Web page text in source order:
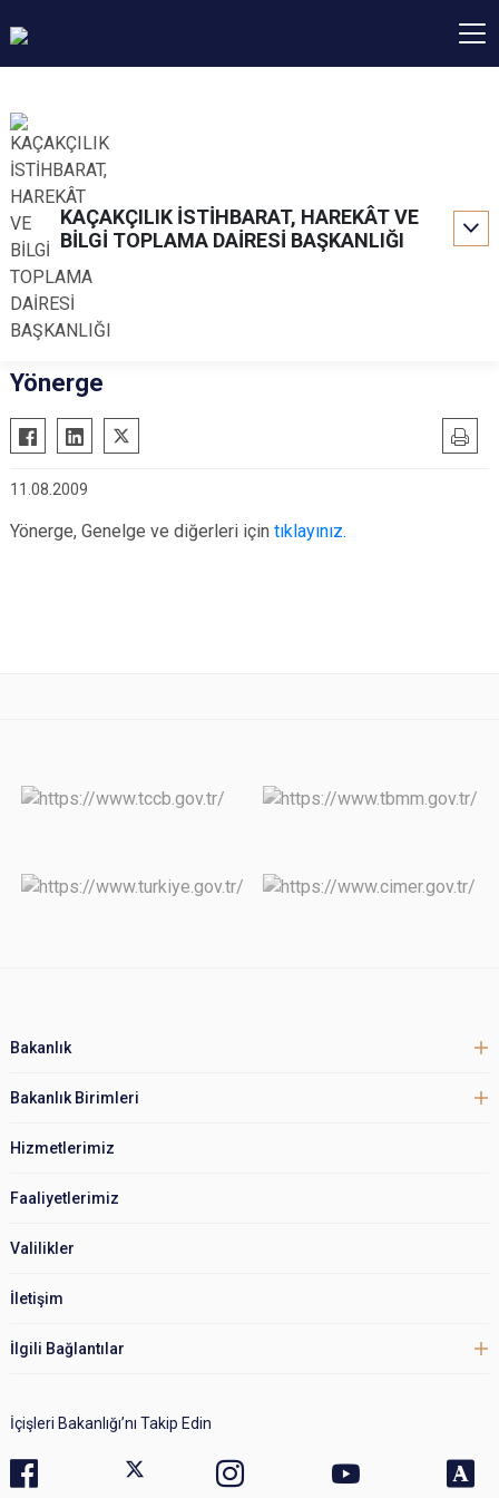
KAÇAKÇILIK İSTİHBARAT, HAREKÂT VE
BİLGİ TOPLAMA DAİRESİ BAŞKANLIĞI
Yönerge
11.08.2009
Yönerge, Genelge ve diğerleri için tıklayınız.
Bakanlık
Bakanlık Birimleri
Hizmetlerimiz
Faaliyetlerimiz
Valilikler
İletişim
İlgili Bağlantılar
İçişleri Bakanlığı’nı Takip Edin